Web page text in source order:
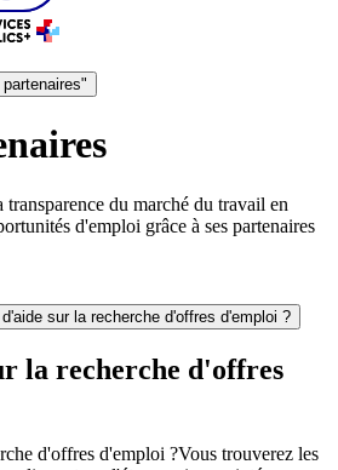
du marché du travail en
d'emploi grâce à ses partenaires
sur la recherche d'offres d'emploi ?
la recherche d'offres
d'offres d'emploi ?Vous trouverez les